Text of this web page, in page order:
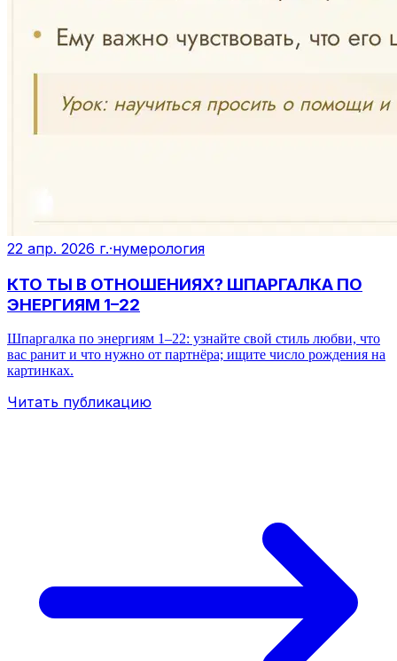
22 апр. 2026 г.·нумерология
КТО ТЫ В ОТНОШЕНИЯХ? ШПАРГАЛКА ПО
ЭНЕРГИЯМ 1–22
Шпаргалка по энергиям 1–22: узнайте свой стиль любви, что
вас ранит и что нужно от партнёра; ищите число рождения на
картинках.
Читать публикацию